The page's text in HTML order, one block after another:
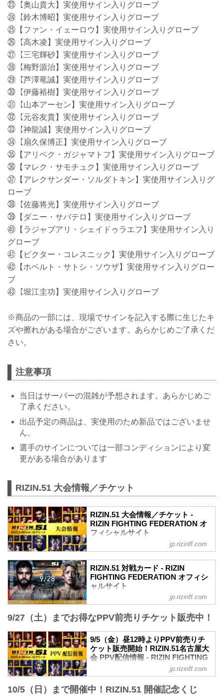
㉓【奥山貴大】実使用サイン入りグローブ
㉔【鈴木博昭】実使用サイン入りグローブ
㉕【ファン・イェーロウ】実使用サイン入りグローブ
㉖【高木凌】実使用サイン入りグローブ
㉗【三宅輝砂】実使用サイン入りグローブ
㉘【梅野源治】実使用サイン入りグローブ
㉙【芦澤竜誠】実使用サイン入りグローブ
㉚【伊藤裕樹】実使用サイン入りグローブ
㉛【山本アーセン】実使用サイン入りグローブ
㉜【元谷友貴】実使用サイン入りグローブ
㉝【神龍誠】実使用サイン入りグローブ
㉞【扇久保博正】実使用サイン入りグローブ
㉟【アリベク・ガジャマトフ】実使用サイン入りグローブ
㊱【マレク・サモチュク】実使用サイン入りグローブ
㊲【アレクサンダー・ソルダトキン】実使用サイン入りグ
ローブ
㊳【佐藤将光】実使用サイン入りグローブ
㊴【ダニー・サバテロ】実使用サイン入りグローブ
㊵【ラジャブアリ・シェイドゥラエフ】実使用サイン入り
グローブ
㊶【ビクター・コレスニック】実使用サイン入りグローブ
㊷【ホベルト・サトシ・ソウザ】実使用サイン入りグロー
ブ
㊸【堀江圭功】実使用サイン入りグローブ
※商品の一部には、現場でサインを記入する際に生じたキ
ズや擦れがある場合がございます。あらかじめご了承くだ
さい。
注意事項
当日はサーバーの混雑が予想されます。あらかじめご
了承ください。
出品予定の商品は、実使用のため新品ではございませ
ん。
選手のサインについては一部コンディションにより変
更がある場合があります
RIZIN.51 大会情報／チケット
RIZIN.51 大会情報／チケット -
RIZIN FIGHTING FEDERATION オ
フィシャルサイト
A席、ステージサイドS席の2券種の追加
販売が決定！
8/21（木）更新
VVIP席、A席完売いたしました。
開場（予定）が以下の時間に変更となり
ました。
11:30開場（予定）／13:00開始（予定）
↓
11:00開場（予定）／13:00開始（予定）
- YouTube
youtu.be
jp.rizinff.com
RIZIN.51 対戦カード - RIZIN
FIGHTING FEDERATION オフィシ
ャルサイト
ルト・サトシ・ソウザ vs. 堀江圭功
RIZIN MMAルール：5分 3R（71.0kg）
ホベルト・サトシ・ソウザ vs. 堀江圭功
第13試合／フェザー級タイトルマッチ ラ
ジャブアリ・シェイドゥラエフ vs. ビク
ター・コレスニック
フェザー級タイトルマッチ
RIZIN MMAルール：5分3R（66.0kg）
jp.rizinff.com
9/27（土）までお得なPPV前売りチケット販売中！
9/5（金）昼12時よりPPV前売りチ
ケット販売開始！RIZIN.51名古屋大
会 PPV配信情報 - RIZIN FIGHTING
FEDERATION オフィシャルサイト
が、9月5日（金）12時よりRIZIN 100
jp.rizinff.com
10/5（日）まで開催中！RIZIN.51 開催記念くじ